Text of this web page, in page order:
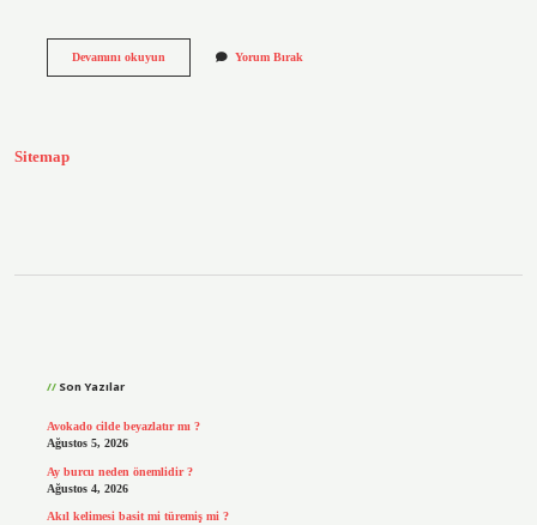
Devamını okuyunBirey
Yorum Bırak
Sitemap
Son Yazılar
Avokado cilde beyazlatır mı ?
Ağustos 5, 2026
Ay burcu neden önemlidir ?
Ağustos 4, 2026
Akıl kelimesi basit mi türemiş mi ?